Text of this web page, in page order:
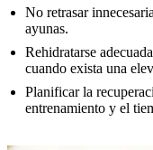
No retrasar
ayunas.
Rehidratarse
cuando exista una
Planificar la
entrenamiento y el